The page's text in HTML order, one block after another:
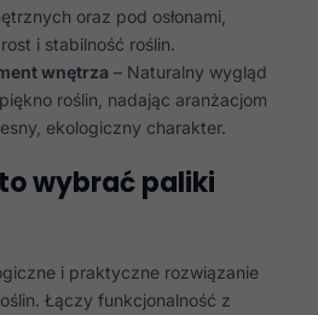
oraz pod osłonami,
i stabilność roślin.
wnętrza – Naturalny wygląd
roślin, nadając aranżacjom
ekologiczny charakter.
wybrać paliki
i praktyczne rozwiązanie
Łączy funkcjonalność z